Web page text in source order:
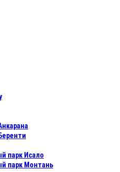
парк Исало
парк Монтань